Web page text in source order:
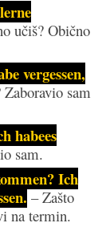
učiš? Obično
vergessen,
sam
habees
sam.
Ich
– Zašto
na termin.